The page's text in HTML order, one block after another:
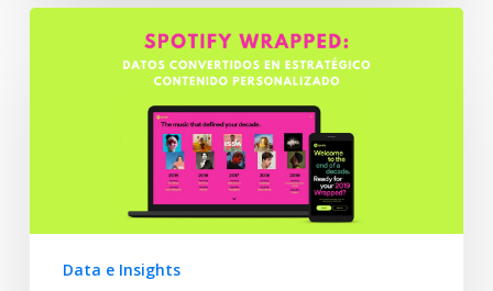
Data e Insights